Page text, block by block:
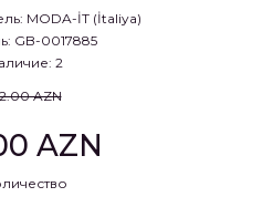
MODA-İT (İtaliya)
GB-0017885
2
AZN
AZN